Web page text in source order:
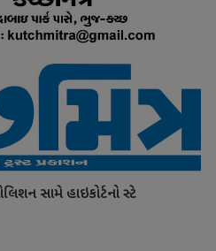
સામે હાઇકોર્ટનો સ્ટે